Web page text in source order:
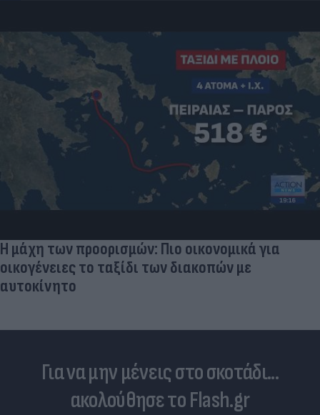
Η μάχη των προορισμών: Πιο οικονομικά για
οικογένειες το ταξίδι των διακοπών με
αυτοκίνητο
Για να μην μένεις στο σκοτάδι...
ακολούθησε το Flash.gr